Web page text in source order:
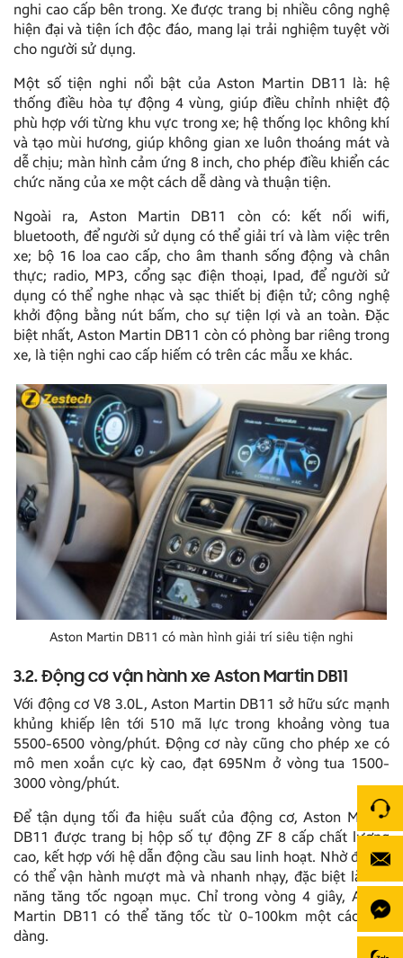
nghi cao cấp bên trong. Xe được trang bị nhiều công nghệ
hiện đại và tiện ích độc đáo, mang lại trải nghiệm tuyệt vời
cho người sử dụng.
Một số tiện nghi nổi bật của Aston Martin DB11 là: hệ
thống điều hòa tự động 4 vùng, giúp điều chỉnh nhiệt độ
phù hợp với từng khu vực trong xe; hệ thống lọc không khí
và tạo mùi hương, giúp không gian xe luôn thoáng mát và
dễ chịu; màn hình cảm ứng 8 inch, cho phép điều khiển các
chức năng của xe một cách dễ dàng và thuận tiện.
Ngoài ra, Aston Martin DB11 còn có: kết nối wifi,
bluetooth, để người sử dụng có thể giải trí và làm việc trên
xe; bộ 16 loa cao cấp, cho âm thanh sống động và chân
thực; radio, MP3, cổng sạc điện thoại, Ipad, để người sử
dụng có thể nghe nhạc và sạc thiết bị điện tử; công nghệ
khởi động bằng nút bấm, cho sự tiện lợi và an toàn. Đặc
biệt nhất, Aston Martin DB11 còn có phòng bar riêng trong
xe, là tiện nghi cao cấp hiếm có trên các mẫu xe khác.
Aston Martin DB11 có màn hình giải trí siêu tiện nghi
3.2. Động cơ vận hành xe Aston Martin DB11
Với động cơ V8 3.0L, Aston Martin DB11 sở hữu sức mạnh
khủng khiếp lên tới 510 mã lực trong khoảng vòng tua
5500-6500 vòng/phút. Động cơ này cũng cho phép xe có
mô men xoắn cực kỳ cao, đạt 695Nm ở vòng tua 1500-
3000 vòng/phút.
Để tận dụng tối đa hiệu suất của động cơ, Aston Martin
DB11 được trang bị hộp số tự động ZF 8 cấp chất lượng
cao, kết hợp với hệ dẫn động cầu sau linh hoạt. Nhờ đó, xe
có thể vận hành mượt mà và nhanh nhạy, đặc biệt là khả
năng tăng tốc ngoạn mục. Chỉ trong vòng 4 giây, Aston
Martin DB11 có thể tăng tốc từ 0-100km một cách dễ
dàng.